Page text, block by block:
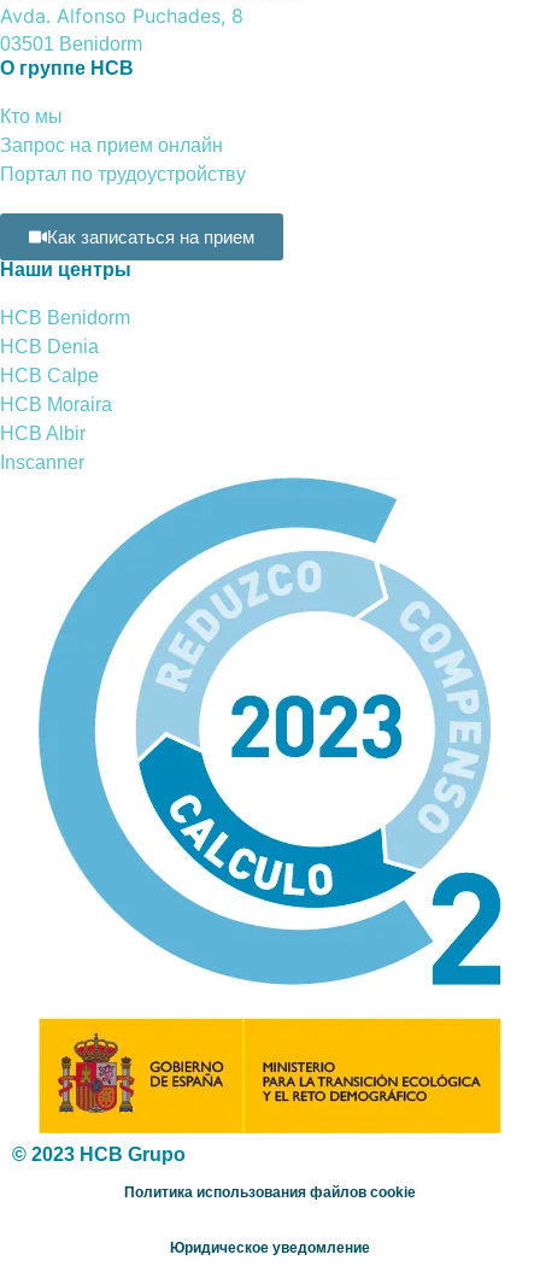
Avda. Alfonso Puchades, 8
03501 Benidorm
О группе HCB
Кто мы
Запрос на прием онлайн
Портал по трудоустройству
Как записаться на прием
Наши центры
HCB Benidorm
HCB Denia
HCB Calpe
HCB Moraira
HCB Albir
Inscanner
© 2023 HCB Grupo
Политика использования файлов cookie
Юридическое уведомление